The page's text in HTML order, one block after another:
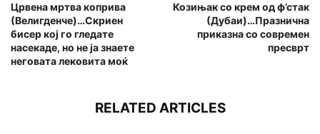
Црвена мртва коприва
(Велигденче)…Скриен
бисер кој го гледате
насекаде, но не ја знаете
неговата лековита моќ
Козињак со крем од ф’стак
(Дубаи)…Празнична
приказна со современ
пресврт
RELATED ARTICLES